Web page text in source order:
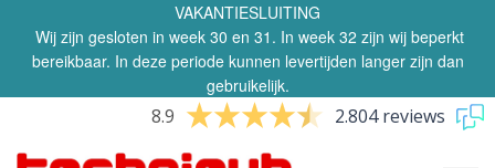
VAKANTIESLUITING
Wij zijn gesloten in week 30 en 31. In week 32 zijn wij beperkt
bereikbaar. In deze periode kunnen levertijden langer zijn dan
gebruikelijk.
8.9 2.804 reviews